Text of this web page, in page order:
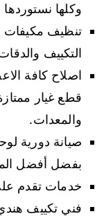
وكلها
تنظيف مكيفات
التكييف
اصلاح كافة
قطع غيار
والمعدات.
صيانة دورية
بفضل أفضل
خدمات تقدم
فني تكييف